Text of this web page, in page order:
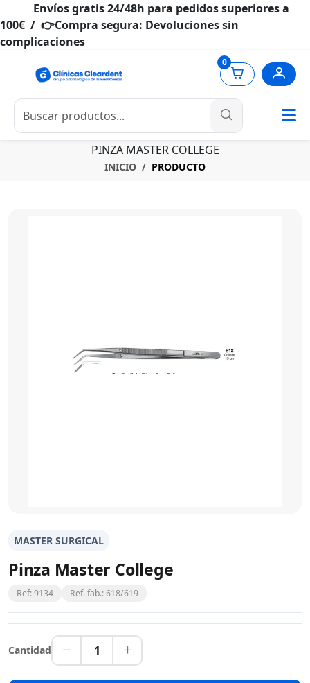
Envíos gratis 24/48h para pedidos superiores a
100€ / 👉Compra segura: Devoluciones sin
complicaciones
0
PINZA MASTER COLLEGE
INICIO PRODUCTO
MASTER SURGICAL
Pinza Master College
Ref: 9134 Ref. fab.: 618/619
Cantidad 1